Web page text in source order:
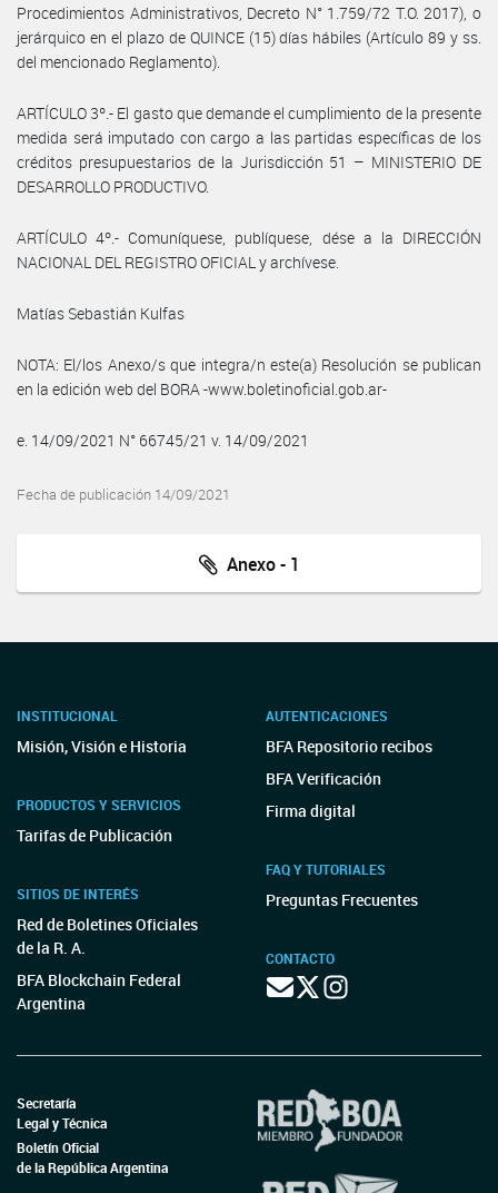
Procedimientos Administrativos, Decreto N° 1.759/72 T.O. 2017), o
jerárquico en el plazo de QUINCE (15) días hábiles (Artículo 89 y ss.
del mencionado Reglamento).
ARTÍCULO 3º.- El gasto que demande el cumplimiento de la presente
medida será imputado con cargo a las partidas específicas de los
créditos presupuestarios de la Jurisdicción 51 – MINISTERIO DE
DESARROLLO PRODUCTIVO.
ARTÍCULO 4º.- Comuníquese, publíquese, dése a la DIRECCIÓN
NACIONAL DEL REGISTRO OFICIAL y archívese.
Matías Sebastián Kulfas
NOTA: El/los Anexo/s que integra/n este(a) Resolución se publican
en la edición web del BORA -www.boletinoficial.gob.ar-
e. 14/09/2021 N° 66745/21 v. 14/09/2021
Fecha de publicación 14/09/2021
Anexo - 1
INSTITUCIONAL
Misión, Visión e Historia
PRODUCTOS Y SERVICIOS
Tarifas de Publicación
SITIOS DE INTERÉS
Red de Boletines Oficiales
de la R. A.
BFA Blockchain Federal
Argentina
AUTENTICACIONES
BFA Repositorio recibos
BFA Verificación
Firma digital
FAQ Y TUTORIALES
Preguntas Frecuentes
CONTACTO
Secretaría
Legal y Técnica
Boletín Oficial
de la República Argentina